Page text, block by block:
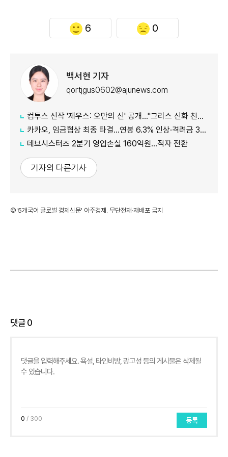
6 0
백서현 기자
qortjgus0602@ajunews.com
컴투스 신작 '제우스: 오만의 신' 공개…"그리스 신화 친숙함에 신선함 더했다"
카카오, 임금협상 최종 타결…연봉 6.3% 인상·격려금 300만원
데브시스터즈 2분기 영업손실 160억원…적자 전환
기자의 다른기사
©'5개국어 글로벌 경제신문' 아주경제. 무단전재·재배포 금지
댓글0
0 / 300 등록